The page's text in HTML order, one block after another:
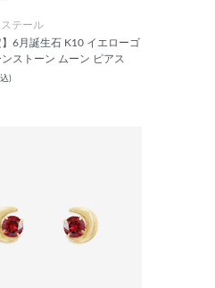
ステール
】6月誕生石 K10 イエローゴ
ストーン ムーン ピアス
)